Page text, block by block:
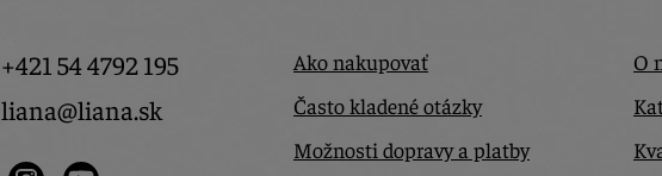
+421 54 4792 195
liana@liana.sk
Ako nakupovať
Často kladené otázky
Možnosti dopravy a platby
O